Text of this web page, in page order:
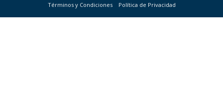
Términos y Condiciones Política de Privacidad